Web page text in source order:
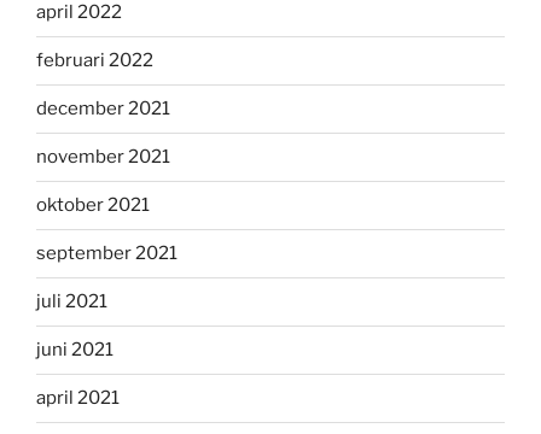
april 2022
februari 2022
december 2021
november 2021
oktober 2021
september 2021
juli 2021
juni 2021
april 2021